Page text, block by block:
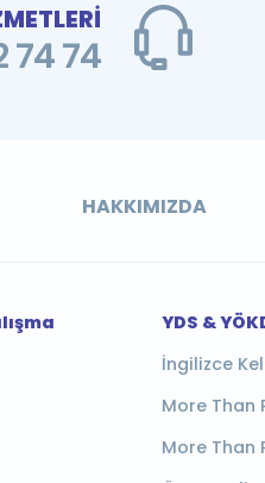
74
HAKKIMIZDA
YDS &
İngilizce
More Than
More Than